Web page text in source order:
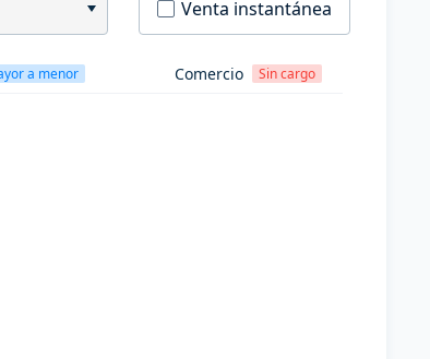
Venta instantánea
a menor Comercio Sin cargo